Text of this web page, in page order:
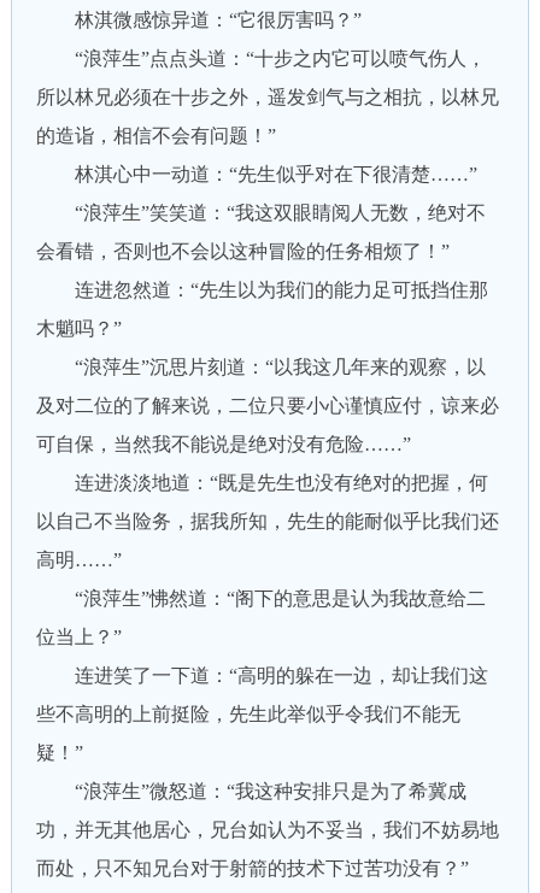
林淇微感惊异道：“它很厉害吗？”
“浪萍生”点点头道：“十步之内它可以喷气伤人，
所以林兄必须在十步之外，遥发剑气与之相抗，以林兄
的造诣，相信不会有问题！”
林淇心中一动道：“先生似乎对在下很清楚……”
“浪萍生”笑笑道：“我这双眼睛阅人无数，绝对不
会看错，否则也不会以这种冒险的任务相烦了！”
连进忽然道：“先生以为我们的能力足可抵挡住那
木魈吗？”
“浪萍生”沉思片刻道：“以我这几年来的观察，以
及对二位的了解来说，二位只要小心谨慎应付，谅来必
可自保，当然我不能说是绝对没有危险……”
连进淡淡地道：“既是先生也没有绝对的把握，何
以自己不当险务，据我所知，先生的能耐似乎比我们还
高明……”
“浪萍生”怫然道：“阁下的意思是认为我故意给二
位当上？”
连进笑了一下道：“高明的躲在一边，却让我们这
些不高明的上前挺险，先生此举似乎令我们不能无
疑！”
“浪萍生”微怒道：“我这种安排只是为了希冀成
功，并无其他居心，兄台如认为不妥当，我们不妨易地
而处，只不知兄台对于射箭的技术下过苦功没有？”